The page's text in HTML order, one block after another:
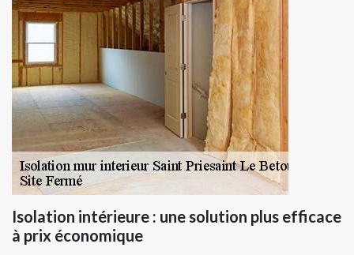
Isolation intérieure : une solution plus efficace
à prix économique